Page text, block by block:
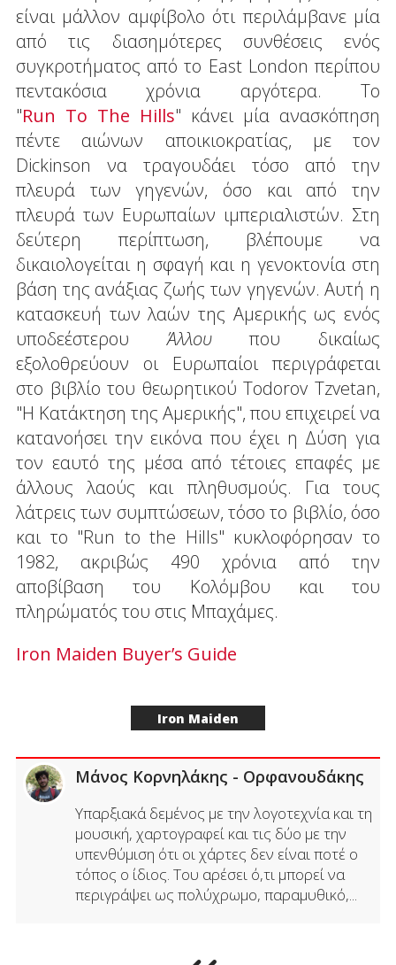
είναι μάλλον αμφίβολο ότι περιλάμβανε μία
από τις διασημότερες συνθέσεις ενός
συγκροτήματος από το East London περίπου
πεντακόσια χρόνια αργότερα. Τo
"Run To The Hills" κάνει μία ανασκόπηση
πέντε αιώνων αποικιοκρατίας, με τον
Dickinson να τραγουδάει τόσο από την
πλευρά των γηγενών, όσο και από την
πλευρά των Ευρωπαίων ιμπεριαλιστών. Στη
δεύτερη περίπτωση, βλέπουμε να
δικαιολογείται η σφαγή και η γενοκτονία στη
βάση της ανάξιας ζωής των γηγενών. Αυτή η
κατασκευή των λαών της Αμερικής ως ενός
υποδεέστερουΆλλουπου δικαίως
εξολοθρεύουν οι Ευρωπαίοι περιγράφεται
στο βιβλίο του θεωρητικού Todorov Tzvetan,
"Η Κατάκτηση της Αμερικής", που επιχειρεί να
κατανοήσει την εικόνα που έχει η Δύση για
τον εαυτό της μέσα από τέτοιες επαφές με
άλλους λαούς και πληθυσμούς. Για τους
λάτρεις των συμπτώσεων, τόσο το βιβλίο, όσο
και το "Run to the Hills" κυκλοφόρησαν το
1982, ακριβώς 490 χρόνια από την
αποβίβαση του Κολόμβου και του
πληρώματός του στις Μπαχάμες.
Iron Maiden Buyer’s Guide
Iron Maiden
Μάνος Κορνηλάκης - Ορφανουδάκης
Υπαρξιακά δεμένος με την λογοτεχνία και τη
μουσική, χαρτογραφεί και τις δύο με την
υπενθύμιση ότι οι χάρτες δεν είναι ποτέ ο
τόπος ο ίδιος. Του αρέσει ό,τι μπορεί να
περιγράψει ως πολύχρωμο, παραμυθικό,...